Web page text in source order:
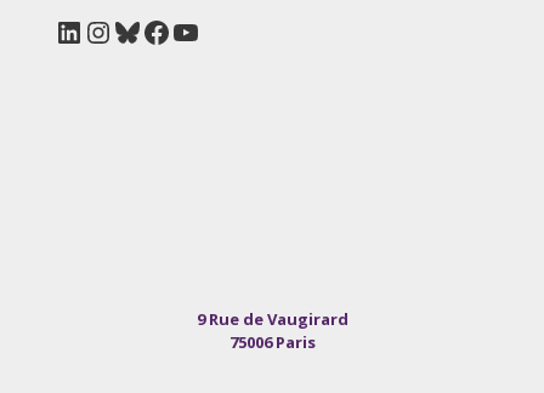
LinkedIn
Instagram
Bluesky
Facebook
YouTube
9 Rue de Vaugirard
75006 Paris